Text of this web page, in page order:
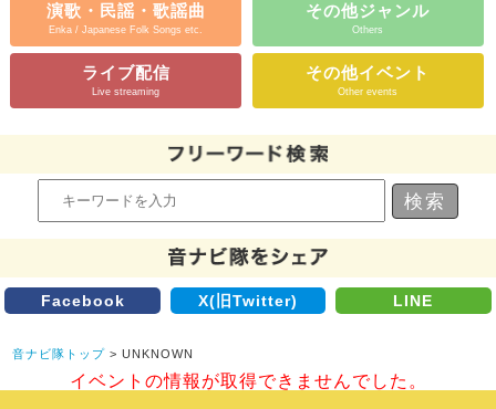
演歌・民謡・歌謡曲
Enka / Japanese Folk Songs etc.
その他ジャンル
Others
ライブ配信
Live streaming
その他イベント
Other events
Facebook X(旧Twitter) LINE
音ナビ隊トップ > UNKNOWN
イベントの情報が取得できませんでした。